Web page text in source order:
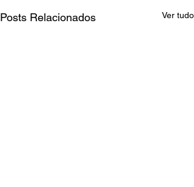
Posts Relacionados Ver tudo